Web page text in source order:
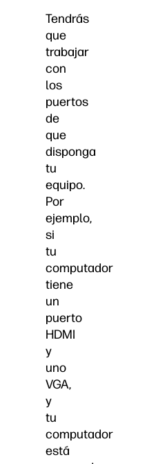
Tendrás
que
trabajar
con
los
puertos
de
que
disponga
tu
equipo.
Por
ejemplo,
si
tu
computador
tiene
un
puerto
HDMI
y
uno
VGA,
y
tu
computador
está